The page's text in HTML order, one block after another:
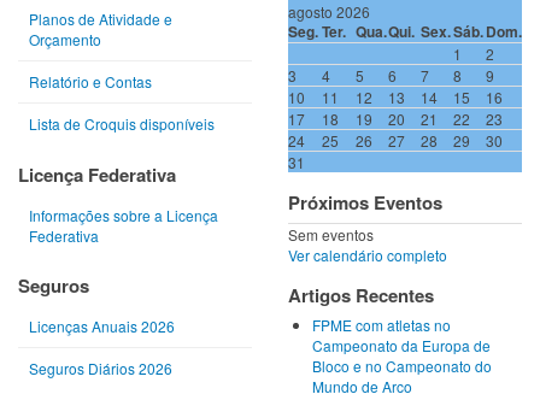
Planos de Atividade e
Orçamento
Relatório e Contas
Lista de Croquis disponíveis
Licença Federativa
Informações sobre a Licença
Federativa
Seguros
Licenças Anuais 2026
Seguros Diários 2026
agosto 2026
Seg.Ter. Qua.Qui. Sex.Sáb.Dom.
1
2
3
4 5 6 7 8
9
10
11 12 13 14 15
16
17
18 19 20 21 22
23
24
25 26 27 28 29
30
31
Próximos Eventos
Sem eventos
Ver calendário completo
Artigos Recentes
FPME com atletas no
Campeonato da Europa de
Bloco e no Campeonato do
Mundo de Arco